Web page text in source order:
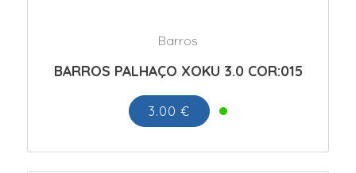
Barros
BARROS PALHAÇO XOKU 3.0 COR:015
3.00 €